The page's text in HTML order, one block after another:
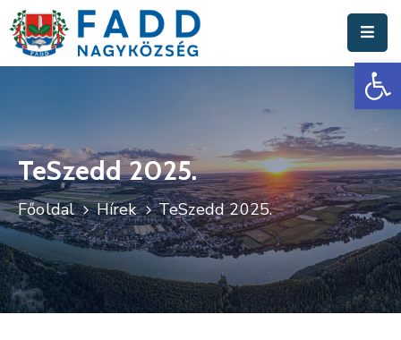
Polgármesteri
Hivatal
Fadd
Nagyközség
Turisztika
Választási
TeSzedd 2025.
Főoldal Hírek TeSzedd 2025.